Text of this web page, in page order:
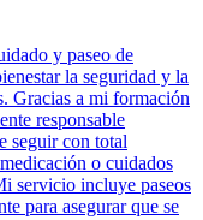
y paseo de
la seguridad y la
Gracias a mi formación
responsable
seguir con total
o cuidados
servicio incluye paseos
para asegurar que se